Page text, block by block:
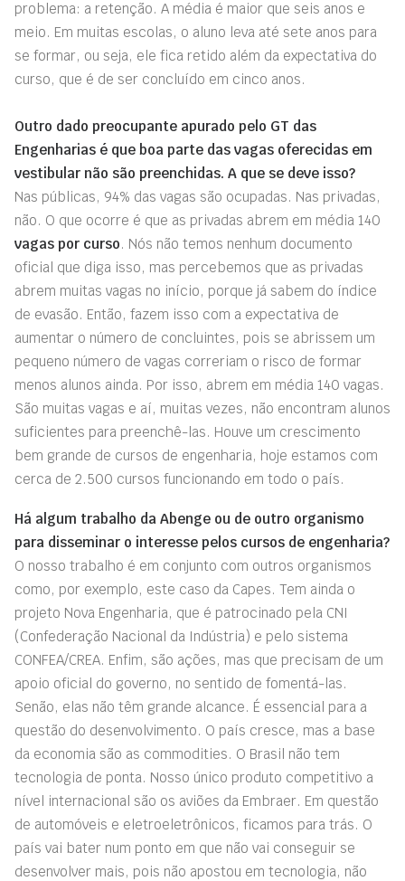
problema: a retenção. A média é maior que seis anos e
meio. Em muitas escolas, o aluno leva até sete anos para
se formar, ou seja, ele fica retido além da expectativa do
curso, que é de ser concluído em cinco anos.
Outro dado preocupante apurado pelo GT das
Engenharias é que boa parte das vagas oferecidas em
vestibular não são preenchidas. A que se deve isso?
Nas públicas, 94% das vagas são ocupadas. Nas privadas,
não. O que ocorre é que as privadas abrem em média 140
vagas por curso. Nós não temos nenhum documento
oficial que diga isso, mas percebemos que as privadas
abrem muitas vagas no início, porque já sabem do índice
de evasão. Então, fazem isso com a expectativa de
aumentar o número de concluintes, pois se abrissem um
pequeno número de vagas correriam o risco de formar
menos alunos ainda. Por isso, abrem em média 140 vagas.
São muitas vagas e aí, muitas vezes, não encontram alunos
suficientes para preenchê-las. Houve um crescimento
bem grande de cursos de engenharia, hoje estamos com
cerca de 2.500 cursos funcionando em todo o país.
Há algum trabalho da Abenge ou de outro organismo
para disseminar o interesse pelos cursos de engenharia?
O nosso trabalho é em conjunto com outros organismos
como, por exemplo, este caso da Capes. Tem ainda o
projeto Nova Engenharia, que é patrocinado pela CNI
(Confederação Nacional da Indústria) e pelo sistema
CONFEA/CREA. Enfim, são ações, mas que precisam de um
apoio oficial do governo, no sentido de fomentá-las.
Senão, elas não têm grande alcance. É essencial para a
questão do desenvolvimento. O país cresce, mas a base
da economia são as commodities. O Brasil não tem
tecnologia de ponta. Nosso único produto competitivo a
nível internacional são os aviões da Embraer. Em questão
de automóveis e eletroeletrônicos, ficamos para trás. O
país vai bater num ponto em que não vai conseguir se
desenvolver mais, pois não apostou em tecnologia, não